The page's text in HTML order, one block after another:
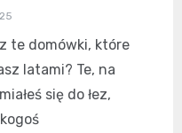
te domówki, które
latami? Te, na
się do łez,